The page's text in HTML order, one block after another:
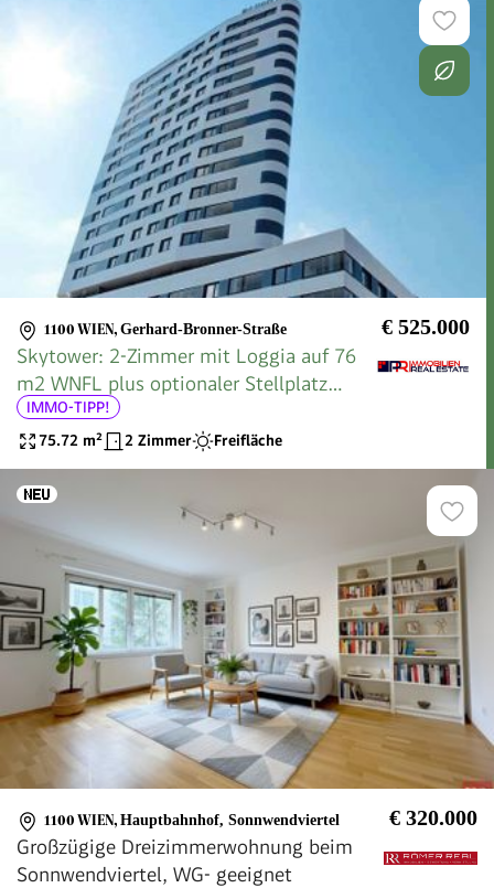
1100 WIEN, Gerhard-Bronner-Straße € 525.000
Skytower: 2-Zimmer mit Loggia auf 76
m2 WNFL plus optionaler Stellplatz
(derzeit noch vermietet)!
IMMO-TIPP!
75.72 m² 2 Zimmer Freifläche
1100 WIEN, Hauptbahnhof, Sonnwendviertel € 320.000
Großzügige Dreizimmerwohnung beim
Sonnwendviertel, WG- geeignet